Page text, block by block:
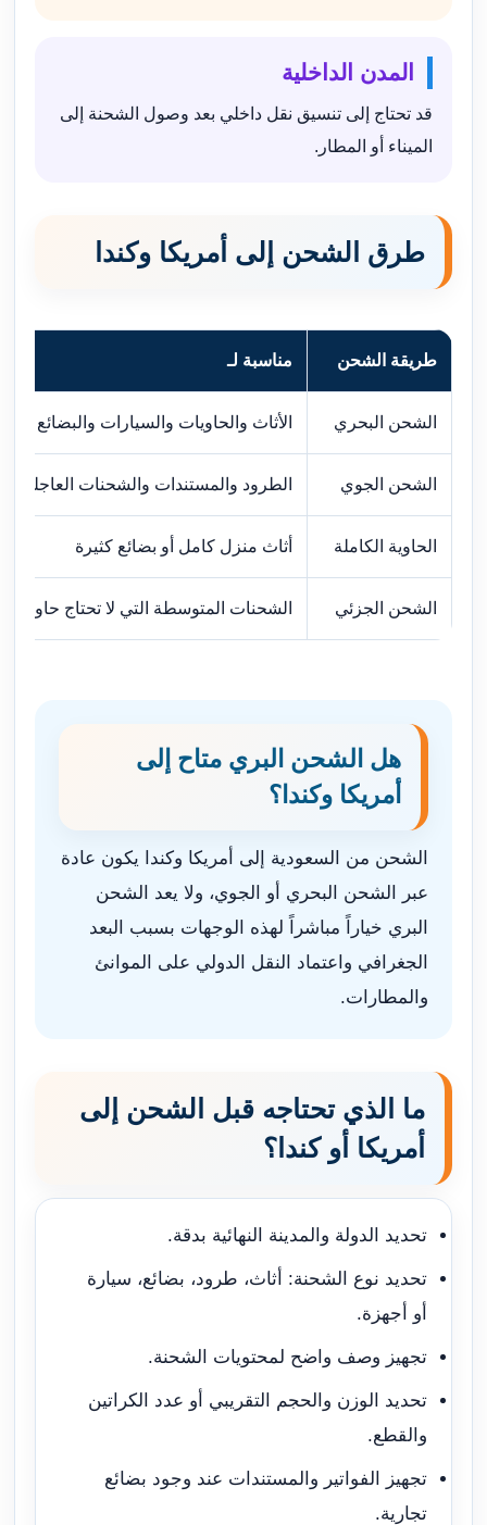
المدن الداخلية
قد تحتاج إلى تنسيق نقل داخلي بعد وصول الشحنة إلى
الميناء أو المطار.
طرق الشحن إلى أمريكا وكندا
طريقة الشحن مناسبة لـ
الشحن البحري الأثاث والحاويات والسيارات والبضائع
الشحن الجوي الطرود والمستندات والشحنات العاجلة
الحاوية الكاملة أثاث منزل كامل أو بضائع كثيرة
الشحن الجزئي الشحنات المتوسطة التي لا تحتاج حاوية
هل الشحن البري متاح إلى
أمريكا وكندا؟
الشحن من السعودية إلى أمريكا وكندا يكون عادة
عبر الشحن البحري أو الجوي، ولا يعد الشحن
البري خياراً مباشراً لهذه الوجهات بسبب البعد
الجغرافي واعتماد النقل الدولي على الموانئ
والمطارات.
ما الذي تحتاجه قبل الشحن إلى
أمريكا أو كندا؟
تحديد الدولة والمدينة النهائية بدقة.
تحديد نوع الشحنة: أثاث، طرود، بضائع، سيارة
أو أجهزة.
تجهيز وصف واضح لمحتويات الشحنة.
تحديد الوزن والحجم التقريبي أو عدد الكراتين
والقطع.
تجهيز الفواتير والمستندات عند وجود بضائع
تجارية.